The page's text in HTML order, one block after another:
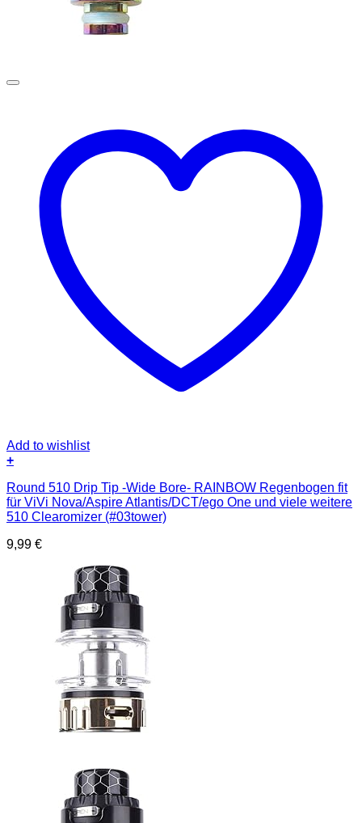
Add to wishlist
+
Round 510 Drip Tip -Wide Bore- RAINBOW Regenbogen fit
für ViVi Nova/Aspire Atlantis/DCT/ego One und viele weitere
510 Clearomizer (#03tower)
9,99 €